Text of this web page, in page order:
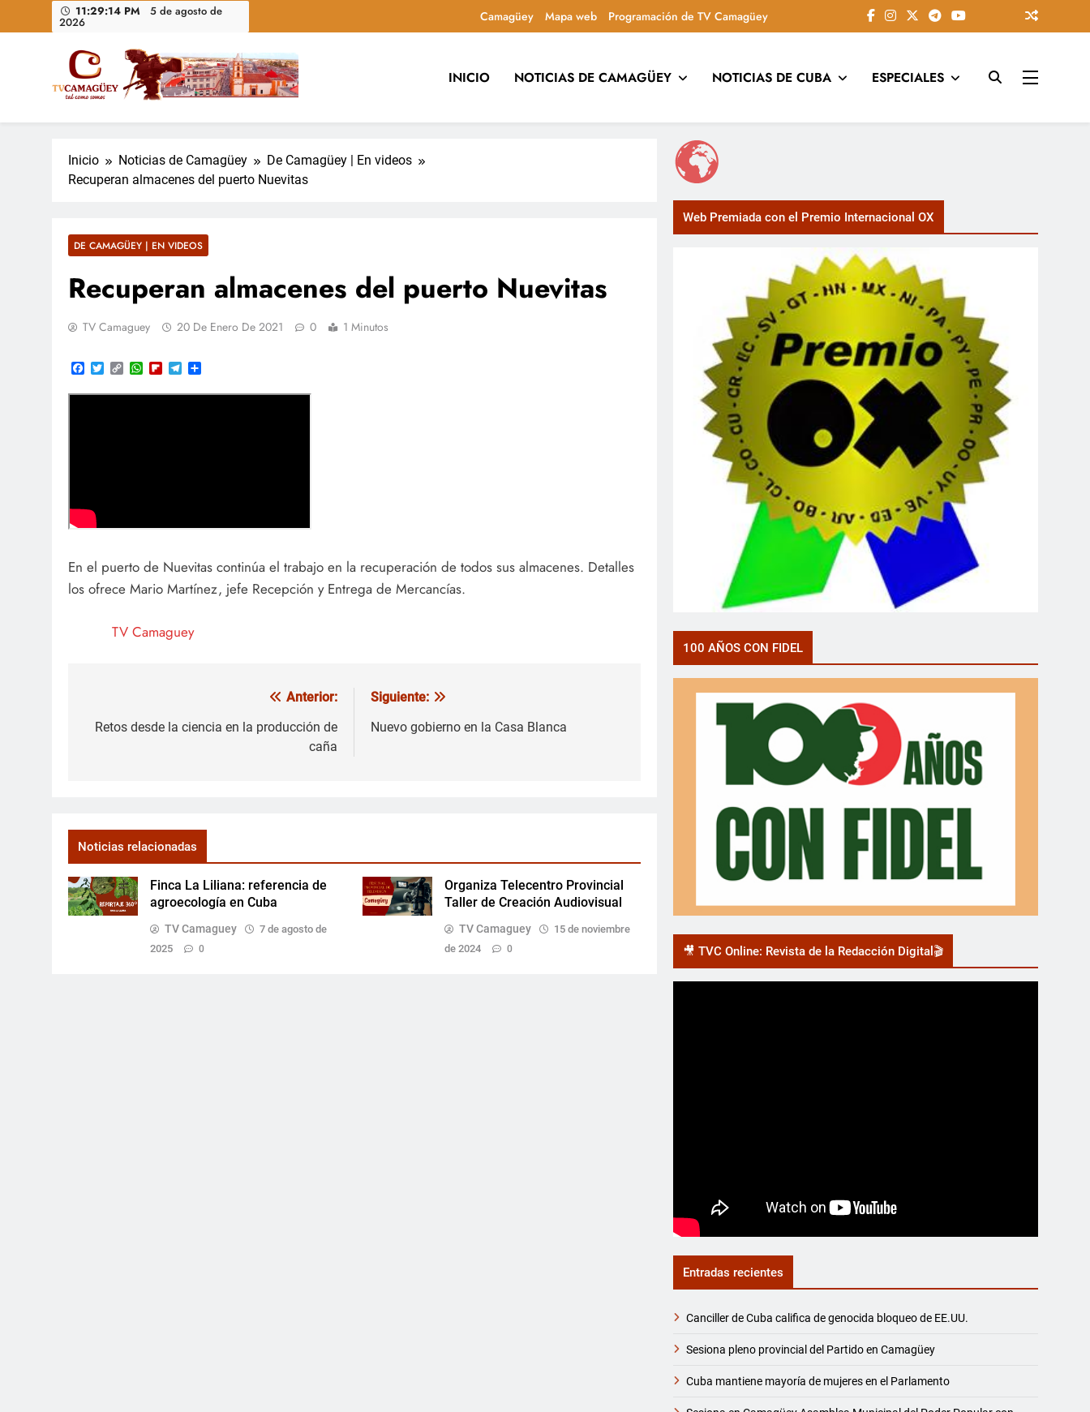
11:29:15 PM 5 de agosto de
2026 Camagüey Mapa web Programación de TV Camagüey
Televisión Camagüey, Cuba
TV Camagüey: canal provincial cubano que informa, educa y entretiene con contenidos culturales, sociales y comunitarios, conectando la tradición camagüeyana con la actualidad
INICIO NOTICIAS DE CAMAGÜEY NOTICIAS DE CUBA ESPECIALES
Inicio Noticias de Camagüey
De Camagüey | En videos
Recuperan almacenes del puerto Nuevitas
DE CAMAGÜEY | EN VIDEOS
Recuperan almacenes del puerto Nuevitas
TV Camaguey 20 De Enero De 2021 0 1 Minutos
Facebook
TwitterCopy
Link
WhatsApp
FlipboardTelegram
En el puerto de Nuevitas continúa el trabajo en la recuperación de todos sus almacenes. Detalles
los ofrece Mario Martínez, jefe Recepción y Entrega de Mercancías.
TV Camaguey
de
Anterior:
Retos desde la ciencia en la producción de
caña
Siguiente:
Nuevo gobierno en la Casa Blanca
Noticias relacionadas
Finca La Liliana: referencia de
agroecología en Cuba
TV Camaguey
7 de agosto de
2025
0
Organiza Telecentro Provincial
Taller de Creación Audiovisual
TV Camaguey
15 de noviembre
de 2024
0
Web Premiada con el Premio Internacional OX
100 AÑOS CON FIDEL
🎥 TVC Online: Revista de la Redacción Digital🎬
Entradas recientes
Canciller de Cuba califica de genocida bloqueo de EE.UU.
Sesiona pleno provincial del Partido en Camagüey
Cuba mantiene mayoría de mujeres en el Parlamento